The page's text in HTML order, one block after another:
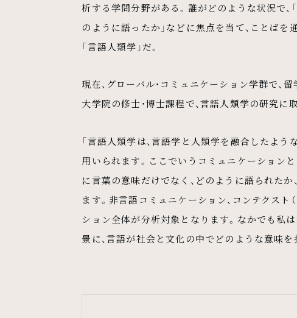
析する学問分野がある。誰がどのような状況で、「
のように語ったか」などに焦点を当て、ことばを
「言語人類学」だ。
現在、グローバル・コミュニケーション学群で、
大学院の修士・博士課程で、言語人類学の研究に
「言語人類学は、言語学と人類学を融合したよ
用いられます。ここでいうコミュニケーション
に言葉の意味だけでなく、どのように語られた
ます。非言語コミュニケーション、コンテクスト
ション全体が分析対象となります。なかでも私
景に、言語が社会と文化の中でどのような意味